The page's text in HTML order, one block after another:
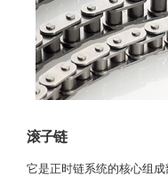
滚子链
它是正时链系统的核心组